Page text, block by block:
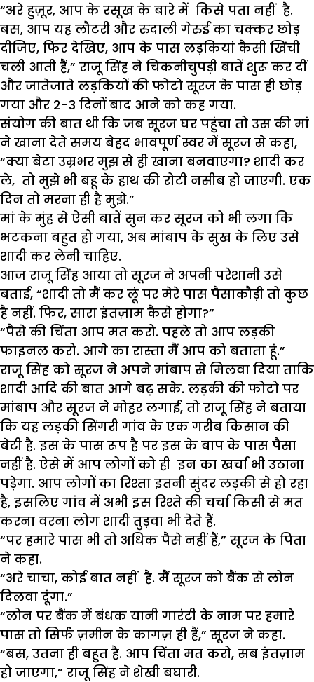
“अरे हुज़ूर, आप के रसूख के बारे में किसे पता नहीं है.
बस, आप यह लौटरी और रुदाली गेरुई का चक्कर छोड़
दीजिए, फिर देखिए, आप के पास लड़कियां कैसी खिंची
चली आती हैं,” राजू सिंह ने चिकनीचुपड़ी बातें शुरू कर दीं
और जातेजाते लड़कियों की फोटो सूरज के पास ही छोड़
गया और 2-3 दिनों बाद आने को कह गया.
संयोग की बात थी कि जब सूरज घर पहुंचा तो उस की मां
ने खाना देते समय बेहद भावपूर्ण स्वर में सूरज से कहा,
“क्या बेटा उम्रभर मुझ से ही खाना बनवाएगा? शादी कर
ले, तो मुझे भी बहू के हाथ की रोटी नसीब हो जाएगी. एक
दिन तो मरना ही है मुझे.”
मां के मुंह से ऐसी बातें सुन कर सूरज को भी लगा कि
भटकना बहुत हो गया, अब मांबाप के सुख के लिए उसे
शादी कर लेनी चाहिए.
आज राजू सिंह आया तो सूरज ने अपनी परेशानी उसे
बताई, “शादी तो मैं कर लूं पर मेरे पास पैसाकौड़ी तो कुछ
है नहीं. फिर, सारा इंतज़ाम कैसे होगा?”
“पैसे की चिंता आप मत करो. पहले तो आप लड़की
फाइनल करो. आगे का रास्ता मैं आप को बताता हूं.”
राजू सिंह को सूरज ने अपने मांबाप से मिलवा दिया ताकि
शादी आदि की बात आगे बढ़ सके. लड़की की फोटो पर
मांबाप और सूरज ने मोहर लगाई, तो राजू सिंह ने बताया
कि यह लड़की सिंगरी गांव के एक गरीब किसान की
बेटी है. इस के पास रूप है पर इस के बाप के पास पैसा
नहीं है. ऐसे में आप लोगों को ही इन का खर्चा भी उठाना
पड़ेगा. आप लोगों का रिश्ता इतनी सुंदर लड़की से हो रहा
है, इसलिए गांव में अभी इस रिश्ते की चर्चा किसी से मत
करना वरना लोग शादी तुड़वा भी देते हैं.
“पर हमारे पास भी तो अधिक पैसे नहीं हैं,” सूरज के पिता
ने कहा.
“अरे चाचा, कोई बात नहीं है. मैं सूरज को बैंक से लोन
दिलवा दूंगा.”
“लोन पर बैंक में बंधक यानी गारंटी के नाम पर हमारे
पास तो सिर्फ ज़मीन के कागज़ ही हैं,” सूरज ने कहा.
“बस, उतना ही बहुत है. आप चिंता मत करो, सब इंतज़ाम
हो जाएगा,” राजू सिंह ने शेखी बघारी.